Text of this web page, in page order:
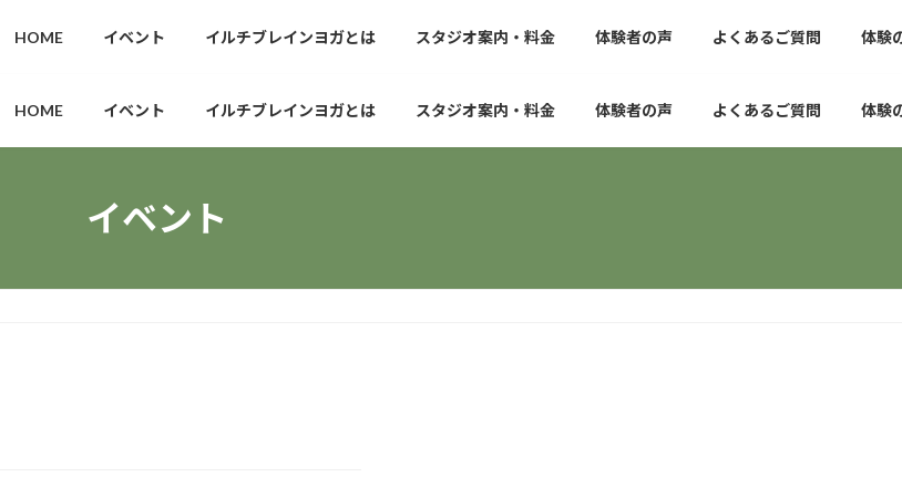
HOME イベント イルチブレインヨガとは スタジオ案内・料金 体験者の声 よくあるご質問 体験
HOME イベント イルチブレインヨガとは スタジオ案内・料金 体験者の声 よくあるご質問 体験
イベント